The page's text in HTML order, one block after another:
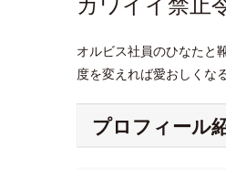
オルビス社員のひなたと
度を変えれば愛おしくな
プロフィール